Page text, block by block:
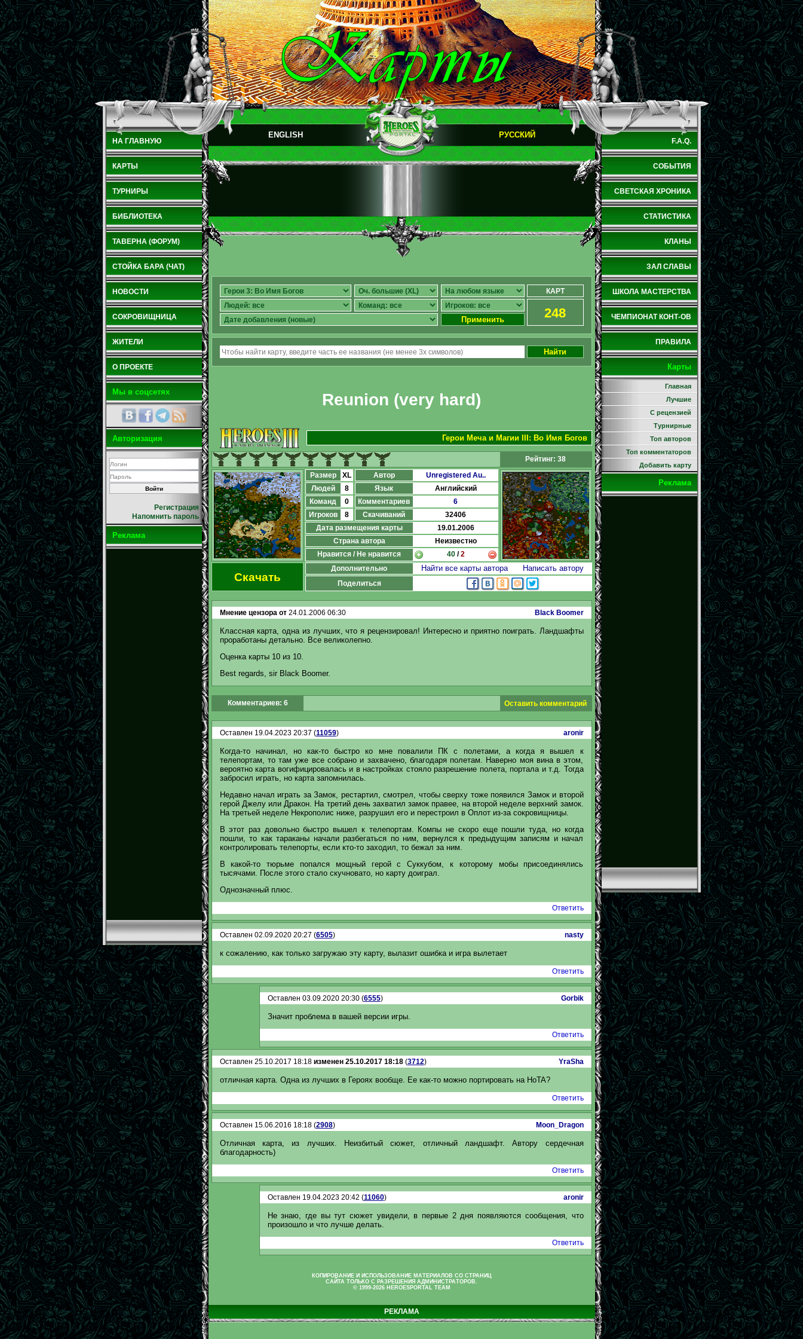
НА ГЛАВНУЮ
КАРТЫ
ТУРНИРЫ
БИБЛИОТЕКА
ТАВЕРНА (ФОРУМ)
СТОЙКА БАРА (ЧАТ)
НОВОСТИ
СОКРОВИЩНИЦА
ЖИТЕЛИ
О ПРОЕКТЕ
Мы в соцсетях
Авторизация
Регистрация
Напомнить пароль
Реклама
ENGLISH РУССКИЙ
Применить
КАРТ
248
Найти
Reunion (very hard)
Герои Меча и Магии III: Во Имя Богов
Рейтинг: 38
Размер
XL Автор
Unregistered Au..
Людей
8 Язык
Английский
Команд
0 Комментариев
6
Игроков
8 Скачиваний
32406
Дата размещения карты
19.01.2006
Страна автора
Неизвестно
Нравится / Не нравится
40/2
Скачать
Дополнительно Найти все карты автора Написать автору
Поделиться
Мнение цензора от24.01.2006 06:30 Black Boomer
Классная карта, одна из лучших, что я рецензировал! Интересно и приятно поиграть. Ландшафты
проработаны детально. Все великолепно.
Оценка карты 10 из 10.
Best regards, sir Black Boomer.
Комментариев: 6 Оставить комментарий
Оставлен 19.04.2023 20:37 (11059) aronir
Когда-то начинал, но как-то быстро ко мне повалили ПК с полетами, а когда я вышел к
телепортам, то там уже все собрано и захвачено, благодаря полетам. Наверно моя вина в этом,
вероятно карта вогифицировалась и в настройках стояло разрешение полета, портала и т.д. Тогда
забросил играть, но карта запомнилась.
Недавно начал играть за Замок, рестартил, смотрел, чтобы сверху тоже появился Замок и второй
герой Джелу или Дракон. На третий день захватил замок правее, на второй неделе верхний замок.
На третьей неделе Некрополис ниже, разрушил его и перестроил в Оплот из-за сокровищницы.
В этот раз довольно быстро вышел к телепортам. Компы не скоро еще пошли туда, но когда
пошли, то как тараканы начали разбегаться по ним, вернулся к предыдущим записям и начал
контролировать телепорты, если кто-то заходил, то бежал за ним.
В какой-то тюрьме попался мощный герой с Суккубом, к которому мобы присоединялись
тысячами. После этого стало скучновато, но карту доиграл.
Однозначный плюс.
Ответить
Оставлен 02.09.2020 20:27 (6505) nasty
к сожалению, как только загружаю эту карту, вылазит ошибка и игра вылетает
Ответить
Оставлен 03.09.2020 20:30 (6555) Gorbik
Значит проблема в вашей версии игры.
Ответить
Оставлен 25.10.2017 18:18 изменен 25.10.2017 18:18(3712) YraSha
отличная карта. Одна из лучших в Героях вообще. Ее как-то можно портировать на HoTA?
Ответить
Оставлен 15.06.2016 18:18 (2908) Moon_Dragon
Отличная карта, из лучших. Неизбитый сюжет, отличный ландшафт. Автору сердечная
благодарность)
Ответить
Оставлен 19.04.2023 20:42 (11060) aronir
Не знаю, где вы тут сюжет увидели, в первые 2 дня появляются сообщения, что
произошло и что лучше делать.
Ответить
F.A.Q.
СОБЫТИЯ
СВЕТСКАЯ ХРОНИКА
СТАТИСТИКА
КЛАНЫ
ЗАЛ СЛАВЫ
ШКОЛА МАСТЕРСТВА
ЧЕМПИОНАТ КОНТ-ОВ
ПРАВИЛА
Карты
Главная
Лучшие
С рецензией
Турнирные
Топ авторов
Топ комментаторов
Добавить карту
Реклама
КОПИРОВАНИЕ И ИСПОЛЬЗОВАНИЕ МАТЕРИАЛОВ СО СТРАНИЦ
САЙТА ТОЛЬКО С РАЗРЕШЕНИЯ АДМИНИСТРАТОРОВ.
© 1999-2026 HEROESPORTAL TEAM
РЕКЛАМА